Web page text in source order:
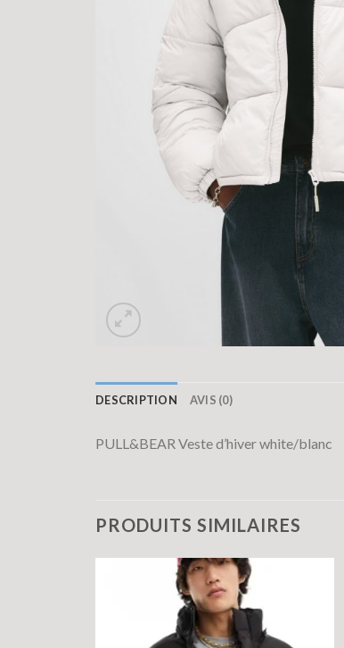
DESCRIPTION AVIS (0)
PULL&BEAR Veste d’hiver white/blanc
PRODUITS SIMILAIRES